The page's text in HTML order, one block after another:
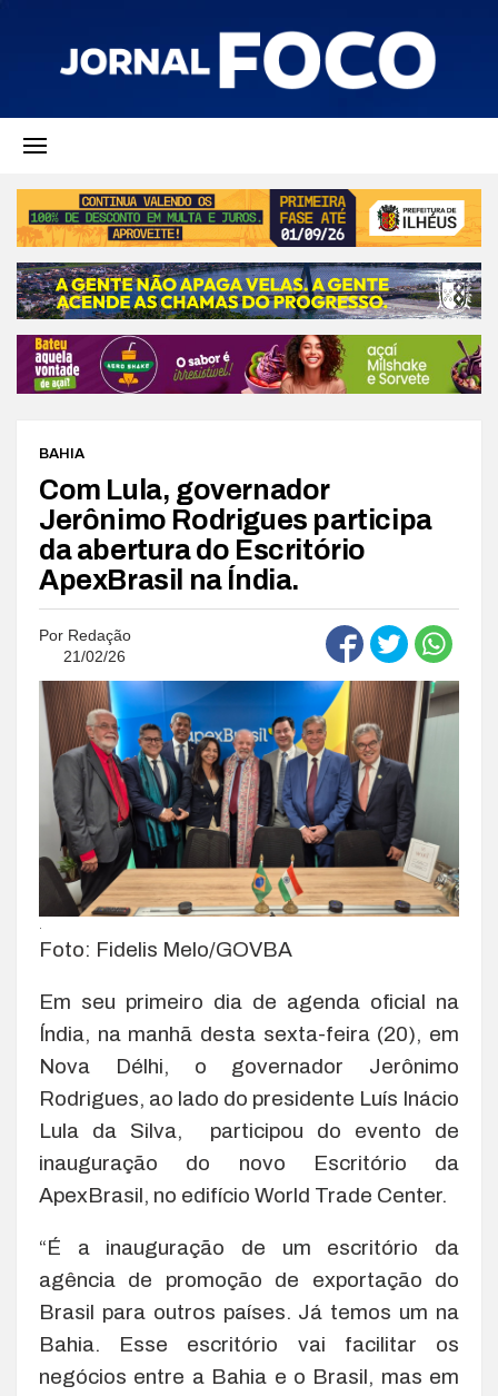
BAHIA
Com Lula, governador
Jerônimo Rodrigues participa
da abertura do Escritório
ApexBrasil na Índia.
Por Redação
21/02/26
.
Foto: Fidelis Melo/GOVBA
Em seu primeiro dia de agenda oficial na
Índia, na manhã desta sexta-feira (20), em
Nova Délhi, o governador Jerônimo
Rodrigues, ao lado do presidente Luís Inácio
Lula da Silva, participou do evento de
inauguração do novo Escritório da
ApexBrasil, no edifício World Trade Center.
“É a inauguração de um escritório da
agência de promoção de exportação do
Brasil para outros países. Já temos um na
Bahia. Esse escritório vai facilitar os
negócios entre a Bahia e o Brasil, mas em